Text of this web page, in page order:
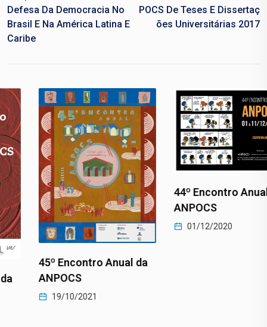
Defesa Da Democracia No
Brasil E Na América Latina E
Caribe
POCS De Teses E Dissertaç
Ões Universitárias 2017
45º Encontro Anual da
ANPOCS
19/10/2021
44º Encontro Anual da
ANPOCS
01/12/2020